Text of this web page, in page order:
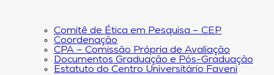
Comitê de Ética em Pesquisa – CEP
Coordenação
CPA – Comissão Própria de Avaliação
Documentos Graduação e Pós-Graduação
Estatuto do Centro Universitário Faveni